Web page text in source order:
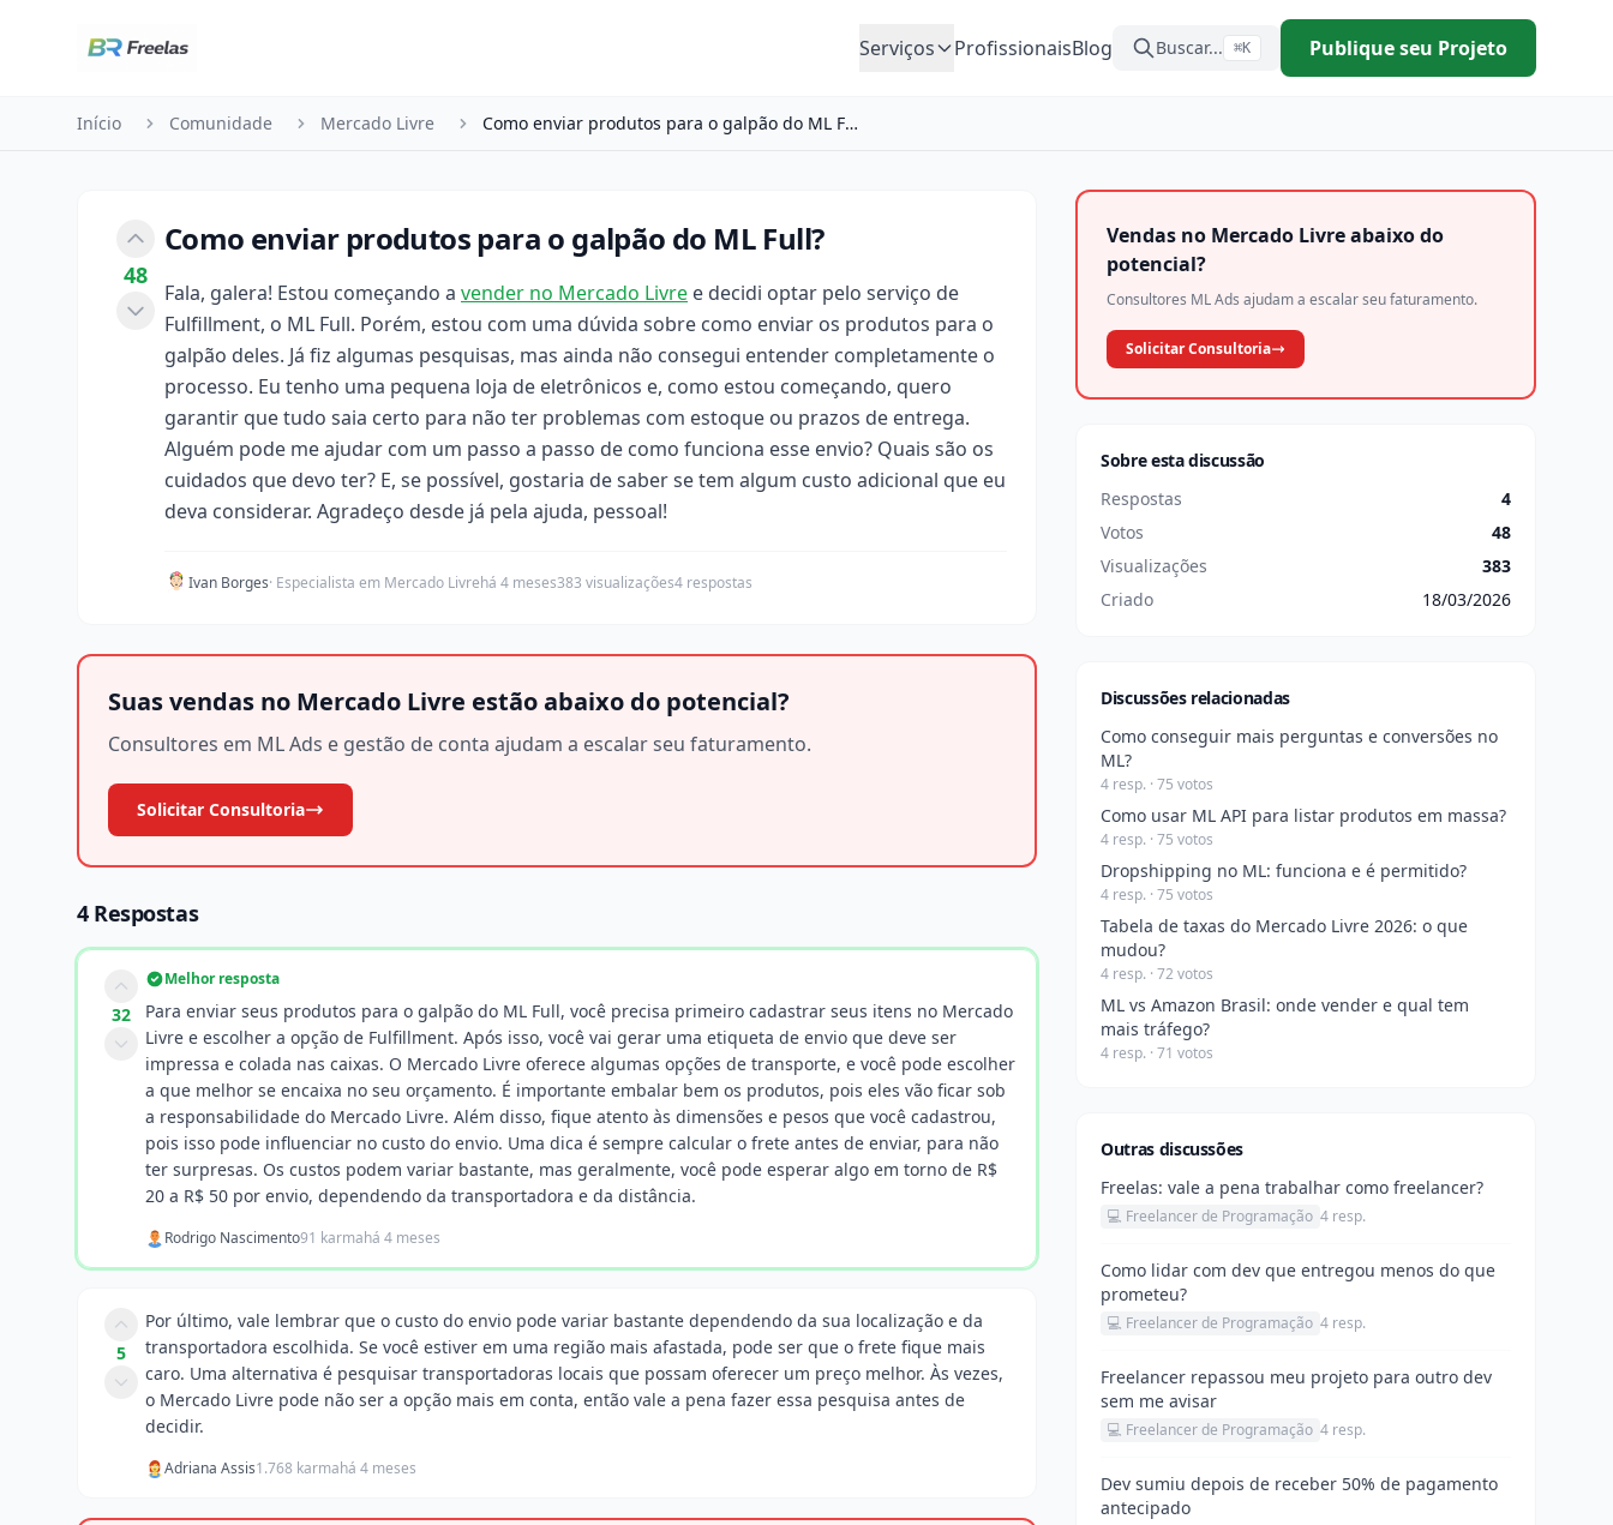
Serviços
ProfissionaisBlog Buscar... ⌘K Publique seu Projeto
Início Comunidade Mercado Livre Como enviar produtos para o galpão do ML Full?
48
Como enviar produtos para o galpão do ML Full?
Fala, galera! Estou começando a vender no Mercado Livre e decidi optar pelo serviço de
Fulfillment, o ML Full. Porém, estou com uma dúvida sobre como enviar os produtos para o
galpão deles. Já fiz algumas pesquisas, mas ainda não consegui entender completamente o
processo. Eu tenho uma pequena loja de eletrônicos e, como estou começando, quero
garantir que tudo saia certo para não ter problemas com estoque ou prazos de entrega.
Alguém pode me ajudar com um passo a passo de como funciona esse envio? Quais são os
cuidados que devo ter? E, se possível, gostaria de saber se tem algum custo adicional que eu
deva considerar. Agradeço desde já pela ajuda, pessoal!
Ivan Borges· Especialista em Mercado Livrehá 4 meses383 visualizações4 respostas
Suas vendas no Mercado Livre estão abaixo do potencial?
Consultores em ML Ads e gestão de conta ajudam a escalar seu faturamento.
Solicitar Consultoria
4 Respostas
32
Melhor resposta
Para enviar seus produtos para o galpão do ML Full, você precisa primeiro cadastrar seus itens no Mercado
Livre e escolher a opção de Fulfillment. Após isso, você vai gerar uma etiqueta de envio que deve ser
impressa e colada nas caixas. O Mercado Livre oferece algumas opções de transporte, e você pode escolher
a que melhor se encaixa no seu orçamento. É importante embalar bem os produtos, pois eles vão ficar sob
a responsabilidade do Mercado Livre. Além disso, fique atento às dimensões e pesos que você cadastrou,
pois isso pode influenciar no custo do envio. Uma dica é sempre calcular o frete antes de enviar, para não
ter surpresas. Os custos podem variar bastante, mas geralmente, você pode esperar algo em torno de R$
20 a R$ 50 por envio, dependendo da transportadora e da distância.
Rodrigo Nascimento91 karmahá 4 meses
5
Por último, vale lembrar que o custo do envio pode variar bastante dependendo da sua localização e da
transportadora escolhida. Se você estiver em uma região mais afastada, pode ser que o frete fique mais
caro. Uma alternativa é pesquisar transportadoras locais que possam oferecer um preço melhor. Às vezes,
o Mercado Livre pode não ser a opção mais em conta, então vale a pena fazer essa pesquisa antes de
decidir.
Adriana Assis1.768 karmahá 4 meses
Vendas no Mercado Livre abaixo do
potencial?
Consultores ML Ads ajudam a escalar seu faturamento.
Solicitar Consultoria
Sobre esta discussão
Respostas
4
Votos
48
Visualizações
383
Criado
18/03/2026
Discussões relacionadas
Como conseguir mais perguntas e conversões no
ML?
4 resp. · 75 votos
Como usar ML API para listar produtos em massa?
4 resp. · 75 votos
Dropshipping no ML: funciona e é permitido?
4 resp. · 75 votos
Tabela de taxas do Mercado Livre 2026: o que
mudou?
4 resp. · 72 votos
ML vs Amazon Brasil: onde vender e qual tem
mais tráfego?
4 resp. · 71 votos
Outras discussões
Freelas: vale a pena trabalhar como freelancer?
💻 Freelancer de Programação 4 resp.
Como lidar com dev que entregou menos do que
prometeu?
💻 Freelancer de Programação 4 resp.
Freelancer repassou meu projeto para outro dev
sem me avisar
💻 Freelancer de Programação 4 resp.
Dev sumiu depois de receber 50% de pagamento
antecipado